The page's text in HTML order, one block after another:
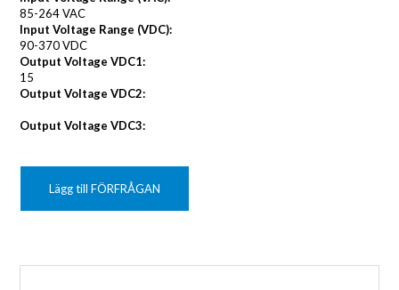
85-264 VAC
Input Voltage Range (VDC):
90-370 VDC
Output Voltage VDC1:
15
Output Voltage VDC2:
Output Voltage VDC3:
Lägg till FÖRFRÅGAN